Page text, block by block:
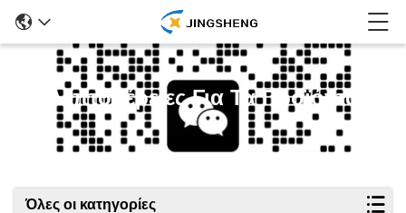
Λεπτομέρειες Για Τα Προϊόντα
Όλες οι κατηγορίες